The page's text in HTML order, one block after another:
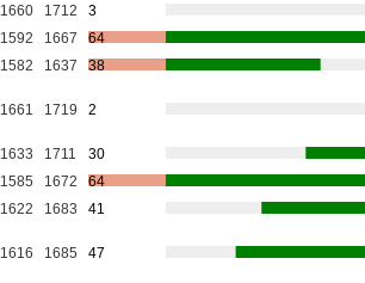
1660 1712
3
1592 1667
64
1582 1637 38
1661 1719 2
1633 1711
30
1585 1672
64
1622 1683 41
1616 1685 47